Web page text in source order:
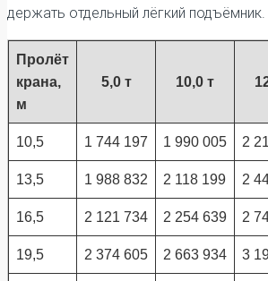
держать отдельный лёгкий подъёмник.
Пролёт
крана,
м
5,0 т 10,0 т
10,5 1 744 197 1 990 005 2
13,5 1 988 832 2 118 199 2
16,5 2 121 734 2 254 639 2
19,5 2 374 605 2 663 934 3